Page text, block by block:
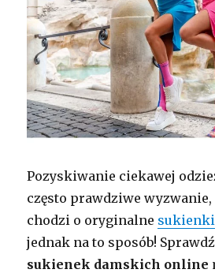
Pozyskiwanie ciekawej
często prawdziwe wyzwanie,
chodzi o oryginalne sukienki
jednak na to sposób!
sukienek damskich online